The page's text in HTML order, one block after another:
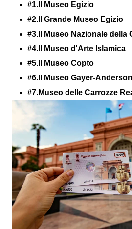
#1.Il Museo Egizio
#2.Il Grande Museo Egizio
#3.Il Museo Nazionale della
#4.Il Museo d'Arte Islamica
#5.Il Museo Copto
#6.Il Museo Gayer-Anderson
#7.Museo delle Carrozze